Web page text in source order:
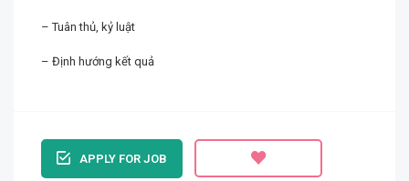
– Tuân thủ, kỷ luật
– Định hướng kết quả
APPLY FOR JOB